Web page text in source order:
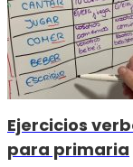
Ejercicios
para primaria